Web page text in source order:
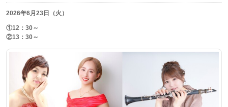
2026年6月23日（火）
①12：30～
②13：30～